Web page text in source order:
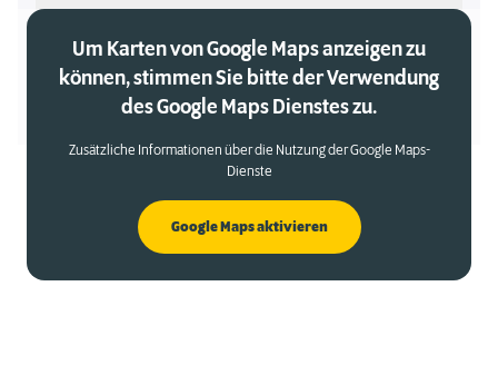
Um Karten von Google Maps anzeigen zu
können, stimmen Sie bitte der Verwendung
des Google Maps Dienstes zu.
Zusätzliche Informationen über die Nutzung der Google Maps-
Dienste
Google Maps aktivieren